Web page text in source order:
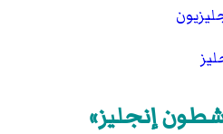
إنجليز»